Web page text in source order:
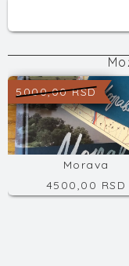
5000,00 RSD
Morava
4500,00 RSD